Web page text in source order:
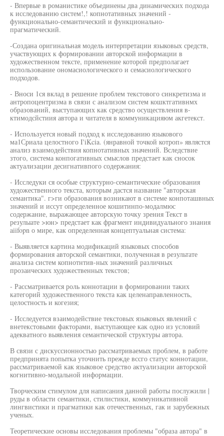
- Впервые в романистике объединены два динамических подхода
к исследованию систем!,! копнотативных значений -
функционально-семантический и функционально-
прагматический.
-Создана оригинальная модель интерпретации языковых средств,
участвующих к формировании авторской информации в
художественном тексте, применение которой предполагает
использование ономасиологического и семасиологического
подходов.
- Вноси 1ся вклад в решение проблем текстового синкретизма и
антропоцентризма в связи с анализом систем кошктгативнмх
образований, выступающих как средство осуществления в-
ктимодсйстиия автора и читателя в коммуникацияюм акгетекст.
- Используется новый подход к исследованию языкового
ма1Сриала целостного I'iKcia. (янравной точкой котроп» являстся
анализ взаимодействия копнотативных значений. Вследствие
зтого, система конпогативных смыслов предстает как сносок
актуализации десигнативпого содержания:
- Исследуки ся особые структурно-семантические образования
художественного текста, которым дастся название "авторская
семантика". г>ги образования возникают в системе конпоташвных
значений и иссут определенное кошитинпо-модалмюс
содержание, выражающее авторскую точку зрения Текст в
резулыате >юн> предстает как фрагмент индивидуального знания
aiifopn о мире, как определенная концептуальная система:
- Выявляется картина модификаций языковых способов
формирования авторской семантики, полученная в результате
анализа систем копнотнтив-ных значений различных
прозаических художественных текстов;
- Рассматривается роль коннотации в формировании таких
категорий художественного текста как целенаправленность,
целостность и когезия;
- Исследуется взаимодействие текстовых языковых явлений с
внетекстовыми факторами, выступающее как одно из условий
адекватного выявления семантической структуры автора.
В связи с дискуссионностыо рассматриваемых проблем, в работе
предпринята попытка уточнить прежде вссго статус коннотации,
рассматриваемой как языковое средство актуализации авторской
когнитивно-модальной информации.
Творческим стимулом для написания данной работы послужили |
руды в области семантики, стилистики, коммуникативной
лингвистики и прагматики как отечественных, гак и зарубежных
ученых.
Теоретические основы исследования проблемы "образа автора" в